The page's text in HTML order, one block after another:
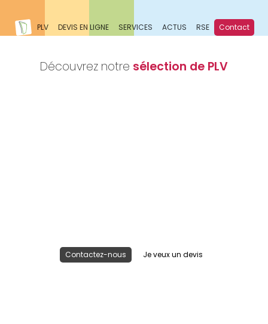
PLV DEVIS EN LIGNE SERVICES ACTUS RSE Contact
Découvrez notre sélection de PLV
Contactez-nous Je veux un devis